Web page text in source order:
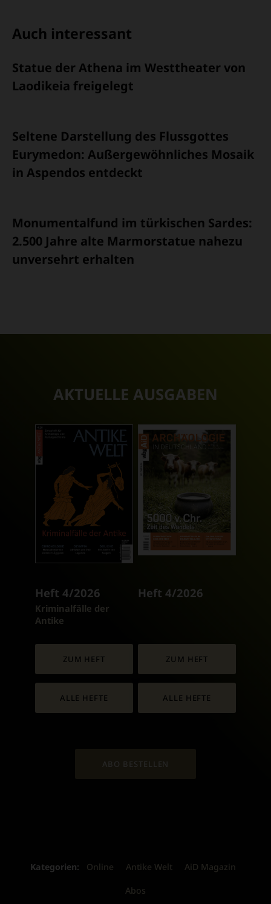
ÜBERSCHRIFT
INFOS
Auch interessant
Statue der Athena im Westtheater von
Laodikeia freigelegt
Seltene Darstellung des Flussgottes
Eurymedon: Außergewöhnliches Mosaik
in Aspendos entdeckt
Monumentalfund im türkischen Sardes:
2.500 Jahre alte Marmorstatue nahezu
unversehrt erhalten
AKTUELLE AUSGABEN
Heft 4/2026
:
Kriminalfälle der
Antike
ZUM HEFT
ALLE HEFTE
Heft 4/2026
ZUM HEFT
ALLE HEFTE
ABO BESTELLEN
Kategorien: Online Antike Welt AiD Magazin
Abos